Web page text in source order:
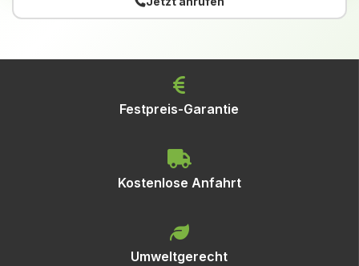
Festpreis-Garantie
Kostenlose Anfahrt
Umweltgerecht